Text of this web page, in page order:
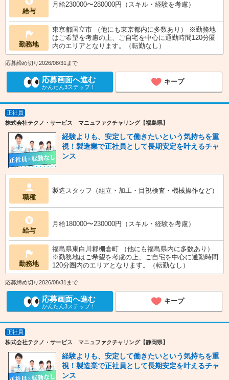
給与
月給230000〜280000円（スキル・経験を考慮）
勤務地
東京都国立市 （他にも東京都内に多数あり） ※勤務地
はご希望を考慮の上、ご自宅を中心に通勤時間120分圏
内のエリアとなります。（転勤なし）
応募締め切り2026/08/31まで
応募画面へ進む
かんたん3ステップ！
キープ
正社員
株式会社テクノ・サービス マニュファクチャリング【福島県】
経験よりも、安定して働きたいという気持ちを重
視！製造業で正社員として長期安定を叶えるチャ
ンス
職種
製造スタッフ（組立・加工・目視検査・機械操作など）
給与
月給180000〜230000円（スキル・経験を考慮）
勤務地
福島県東白川郡棚倉町 （他にも福島県内に多数あり）
※勤務地はご希望を考慮の上、ご自宅を中心に通勤時間
120分圏内のエリアとなります。（転勤なし）
応募締め切り2026/08/31まで
応募画面へ進む
かんたん3ステップ！
キープ
正社員
株式会社テクノ・サービス マニュファクチャリング【静岡県】
経験よりも、安定して働きたいという気持ちを重
視！製造業で正社員として長期安定を叶えるチャ
ンス